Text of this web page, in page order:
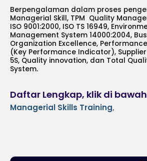
Berpengalaman dalam proses
Managerial Skill, TPM Quality
ISO 9001:2000, ISO TS 16949,
Management System 14000:2004,
Organization Excellence,
(Key Performance Indicator),
5S, Quality innovation, dan Total
System.
Daftar Lengkap, klik di
Managerial Skills Training,